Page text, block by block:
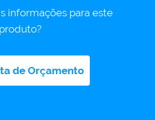
informações para este
produto?
de Orçamento